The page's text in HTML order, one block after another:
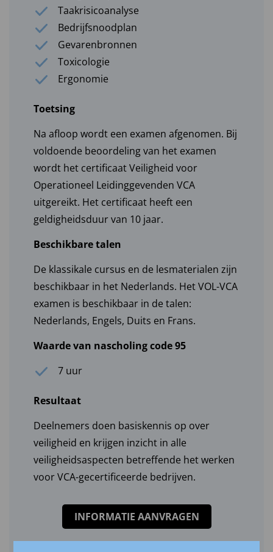
Taakrisicoanalyse
Bedrijfsnoodplan
Gevarenbronnen
Toxicologie
Ergonomie
Toetsing
Na afloop wordt een examen afgenomen. Bij
voldoende beoordeling van het examen
wordt het certificaat Veiligheid voor
Operationeel Leidinggevenden VCA
uitgereikt. Het certificaat heeft een
geldigheidsduur van 10 jaar.
Beschikbare talen
De klassikale cursus en de lesmaterialen zijn
beschikbaar in het Nederlands. Het VOL-VCA
examen is beschikbaar in de talen:
Nederlands, Engels, Duits en Frans.
Waarde van nascholing code 95
7 uur
Resultaat
Deelnemers doen basiskennis op over
veiligheid en krijgen inzicht in alle
veiligheidsaspecten betreffende het werken
voor VCA-gecertificeerde bedrijven.
INFORMATIE AANVRAGEN